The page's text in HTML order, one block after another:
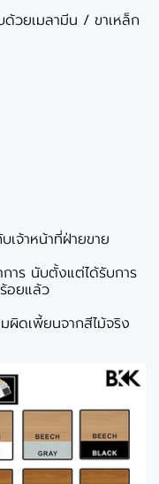
วยเมลามีน / ขาเหล็ก
จ้าหน้าที่ฝ่ายขาย
การ นับตั้งแต่ได้รับการ
อยแล้ว
ผิดเพี้ยนจากสีไม้จริง